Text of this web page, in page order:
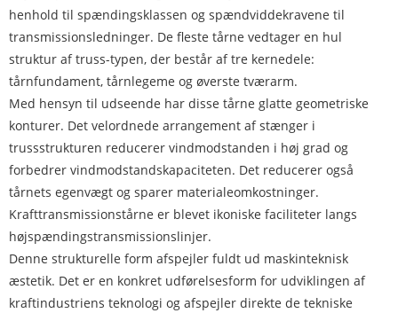
henhold til spændingsklassen og spændviddekravene til
transmissionsledninger. De fleste tårne ​​vedtager en hul
struktur af truss-typen, der består af tre kernedele:
tårnfundament, tårnlegeme og øverste tværarm.
Med hensyn til udseende har disse tårne ​​glatte geometriske
konturer. Det velordnede arrangement af stænger i
trussstrukturen reducerer vindmodstanden i høj grad og
forbedrer vindmodstandskapaciteten. Det reducerer også
tårnets egenvægt og sparer materialeomkostninger.
Krafttransmissionstårne ​​er blevet ikoniske faciliteter langs
højspændingstransmissionslinjer.
Denne strukturelle form afspejler fuldt ud maskinteknisk
æstetik. Det er en konkret udførelsesform for udviklingen af ​​
kraftindustriens teknologi og afspejler direkte de tekniske